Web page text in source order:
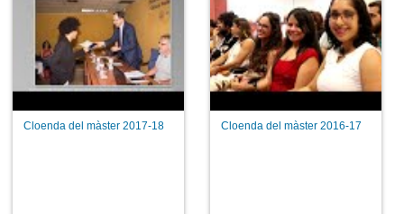
Cloenda del màster 2017-18 Cloenda del màster 2016-17